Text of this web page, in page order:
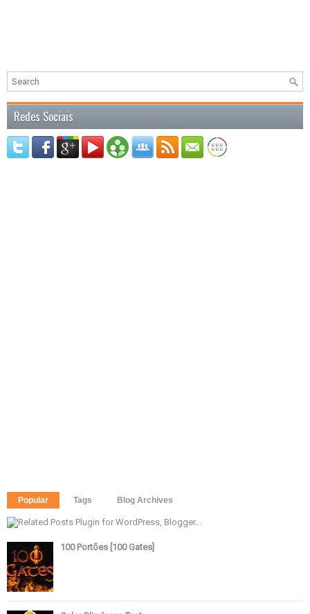
Redes Sociais
Popular Tags Blog Archives
100 Portões [100 Gates]